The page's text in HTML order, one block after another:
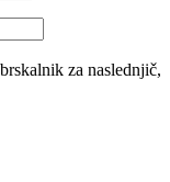
za naslednjič,